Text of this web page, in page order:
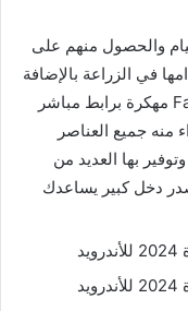
والحصول منهم على
في الزراعة بالإضافة
إلى أن لعبة المزرعة FarmVille 2 Mod Apk مهكرة برابط مباشر
منه جميع العناصر
بها العديد من
دخل كبير يساعدك